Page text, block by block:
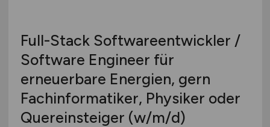
Full-Stack Softwareentwickler /
Software Engineer für
erneuerbare Energien, gern
Fachinformatiker, Physiker oder
Quereinsteiger (w/m/d)